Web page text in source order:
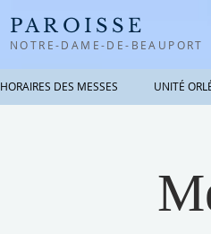
PAROISSE
NOTRE-DAME-DE-BEAUPORT
HORAIRES DES MESSES UNITÉ